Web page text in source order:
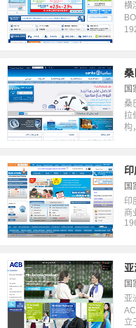
横
桑
国
桑
拉
构
印
国
印
商
国
亚
立